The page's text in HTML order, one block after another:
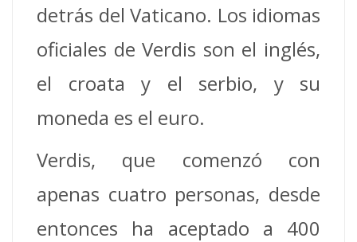
detrás del Vaticano. Los idiomas
oficiales de Verdis son el inglés,
el croata y el serbio, y su
moneda es el euro.
Verdis, que comenzó con
apenas cuatro personas, desde
entonces ha aceptado a 400